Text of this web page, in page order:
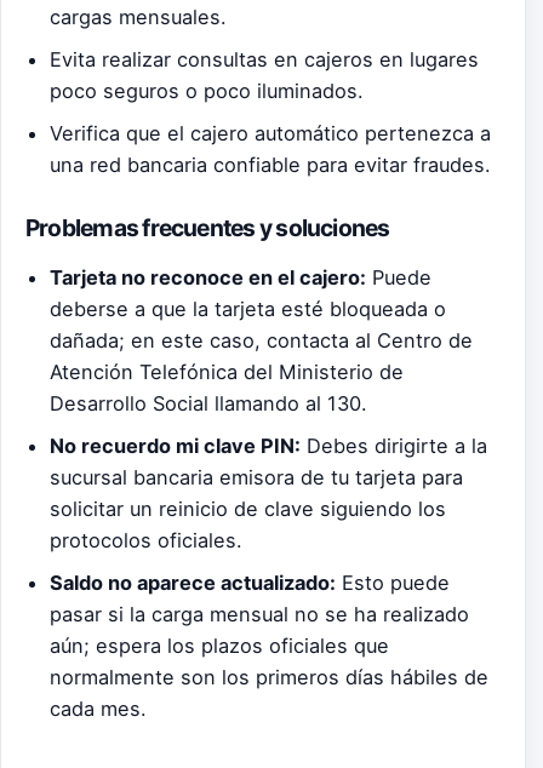
cargas mensuales.
Evita realizar consultas en cajeros en lugares
poco seguros o poco iluminados.
Verifica que el cajero automático pertenezca a
una red bancaria confiable para evitar fraudes.
Problemas frecuentes y soluciones
Tarjeta no reconoce en el cajero: Puede
deberse a que la tarjeta esté bloqueada o
dañada; en este caso, contacta al Centro de
Atención Telefónica del Ministerio de
Desarrollo Social llamando al 130.
No recuerdo mi clave PIN: Debes dirigirte a la
sucursal bancaria emisora de tu tarjeta para
solicitar un reinicio de clave siguiendo los
protocolos oficiales.
Saldo no aparece actualizado: Esto puede
pasar si la carga mensual no se ha realizado
aún; espera los plazos oficiales que
normalmente son los primeros días hábiles de
cada mes.